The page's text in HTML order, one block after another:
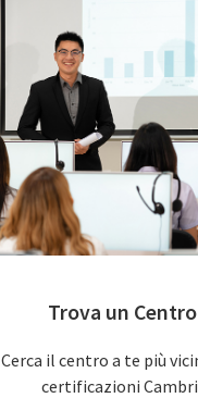
Trova un
Cerca il centro a te più
certificazioni